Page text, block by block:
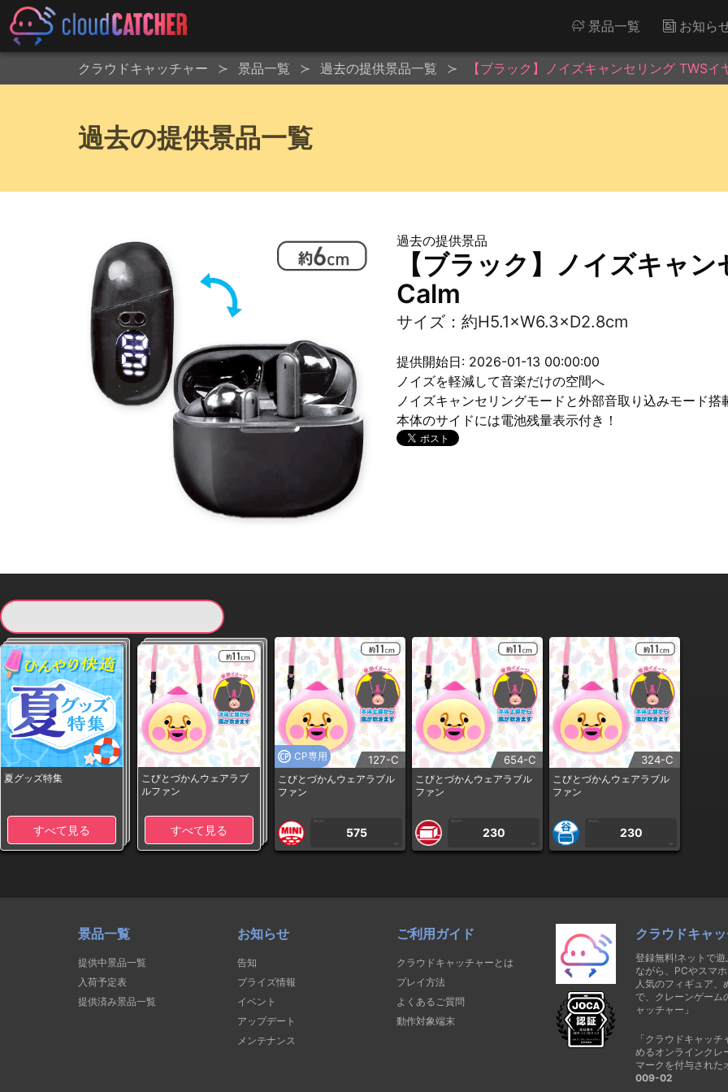
景品一覧 お知ら
クラウドキャッチャー 景品一覧 過去の提供景品一覧 【ブラック】ノイズキャンセリング TWS
過去の提供景品一覧
過去の提供景品
【ブラック】ノイズキャ
Calm
サイズ：約H5.1×W6.3×D2.8cm
提供開始日: 2026-01-13 00:00:00
ノイズを軽減して音楽だけの空間へ
ノイズキャンセリングモードと外部音取り込みモード搭
本体のサイドには電池残量表示付き！
夏グッズ特集
すべて見る
こびとづかんウェアラブ
ルファン
すべて見る
CP専用 127-C
こびとづかんウェアラブル
ファン
1PLAY
575
CP
654-C
こびとづかんウェアラブル
ファン
1PLAY
230
CP
324-C
こびとづかんウェアラブル
ファン
1PLAY
230
CP
景品一覧
提供中景品一覧
入荷予定表
提供済み景品一覧
お知らせ
告知
プライズ情報
イベント
アップデート
メンテナンス
ご利用ガイド
クラウドキャッチャーとは
プレイ方法
よくあるご質問
動作対象端末
クラウドキャ
登録無料!ネットで
ながら、PCやスマ
人気のフィギュア
で、クレーンゲーム
ャッチャー」
「クラウドキャッ
めるオンラインクレ
マークを付与された
009-02